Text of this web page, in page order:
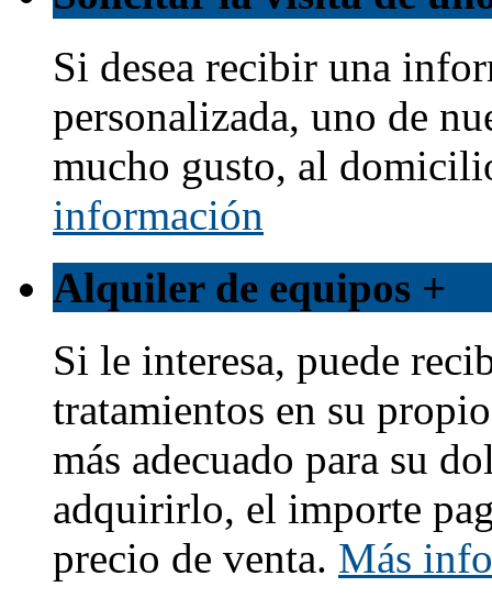
Si desea recibir una
personalizada, uno de
mucho gusto, al
información
Alquiler de equipos +
Si le interesa, puede
tratamientos en su
más adecuado para su
adquirirlo, el importe
precio de venta. Más